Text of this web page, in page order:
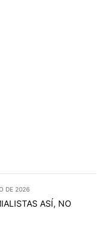
DE 2026
ASÍ, NO